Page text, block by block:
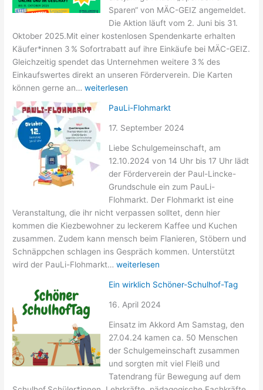
Sparen“ von MÄC-GEIZ angemeldet.
Die Aktion läuft vom 2. Juni bis 31.
Oktober 2025.Mit einer kostenlosen Spendenkarte erhalten
Käufer*innen 3 % Sofortrabatt auf ihre Einkäufe bei MÄC-GEIZ.
Gleichzeitig spendet das Unternehmen weitere 3 % des
Einkaufswertes direkt an unseren Förderverein. Die Karten
können gerne an…Spenden
Sparen
–
>
Schule
fördern
weiterlesen
PauLi-Flohmarkt
17. September 2024
Liebe Schulgemeinschaft, am
12.10.2024 von 14 Uhr bis 17 Uhr lädt
der Förderverein der Paul-Lincke-
Grundschule ein zum PauLi-
Flohmarkt. Der Flohmarkt ist eine
Veranstaltung, die ihr nicht verpassen solltet, denn hier
kommen die Kiezbewohner zu leckerem Kaffee und Kuchen
zusammen. Zudem kann mensch beim Flanieren, Stöbern und
Schnäppchen schlagen ins Gespräch kommen. Unterstützt
wird der PauLi-Flohmarkt…PauLi-
weiterlesen
Ein wirklich Schöner-Schulhof-Tag
16. April 2024
Einsatz im Akkord Am Samstag, den
27.04.24 kamen ca. 50 Menschen
der Schulgemeinschaft zusammen
und sorgten mit viel Fleiß und
Tatendrang für Bewegung auf dem